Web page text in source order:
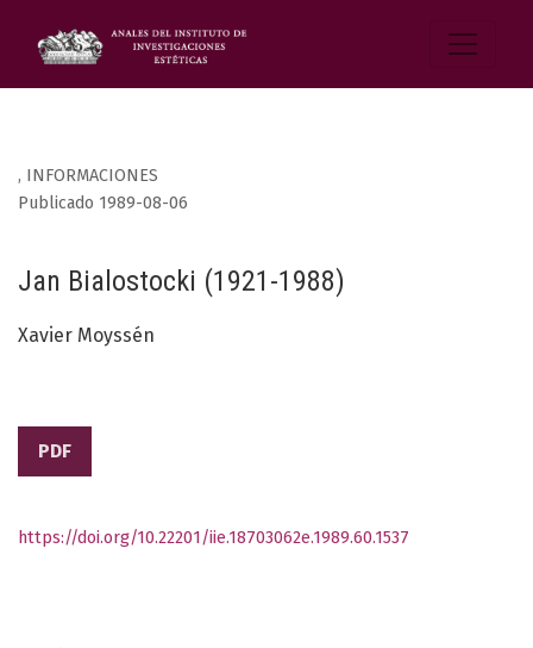
, INFORMACIONES
Jan Bialostocki (1921-1988)
Publicado 1989-08-06
Xavier Moyssén
PDF
https://doi.org/10.22201/iie.18703062e.1989.60.1537